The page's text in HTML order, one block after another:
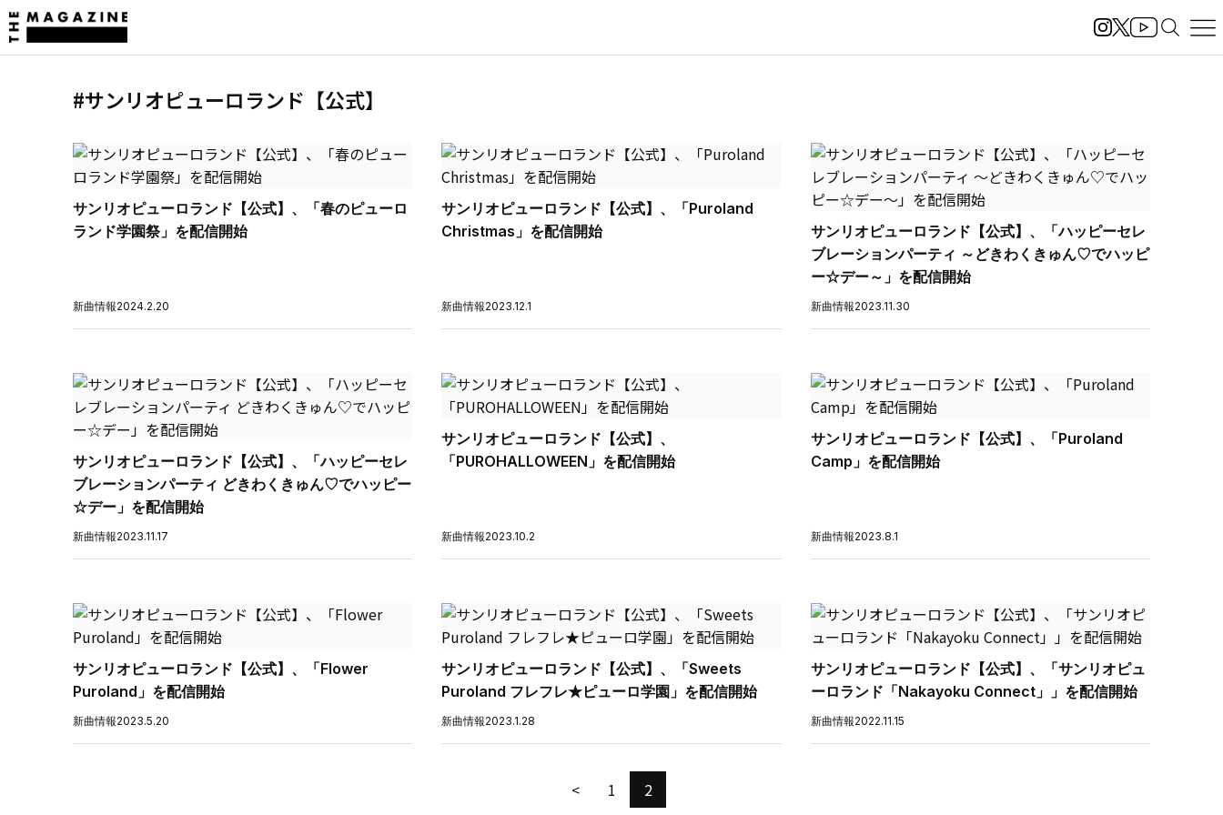
#サンリオピューロランド【公式】
サンリオピューロランド【公式】、「春のピューロ
ランド学園祭」を配信開始
新曲情報2024.2.20
サンリオピューロランド【公式】、「Puroland
Christmas」を配信開始
新曲情報2023.12.1
サンリオピューロランド【公式】、「ハッピーセレ
ブレーションパーティ ～どきわくきゅん♡でハッピ
ー☆デー～」を配信開始
新曲情報2023.11.30
サンリオピューロランド【公式】、「ハッピーセレ
ブレーションパーティ どきわくきゅん♡でハッピー
☆デー」を配信開始
新曲情報2023.11.17
サンリオピューロランド【公式】、
「PUROHALLOWEEN」を配信開始
新曲情報2023.10.2
サンリオピューロランド【公式】、「Puroland
Camp」を配信開始
新曲情報2023.8.1
サンリオピューロランド【公式】、「Flower
Puroland」を配信開始
新曲情報2023.5.20
サンリオピューロランド【公式】、「Sweets
Puroland フレフレ★ピューロ学園」を配信開始
新曲情報2023.1.28
サンリオピューロランド【公式】、「サンリオピュ
ーロランド「Nakayoku Connect」」を配信開始
新曲情報2022.11.15
< 1 2